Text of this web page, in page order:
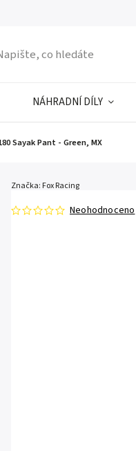
NÁHRADNÍ DÍLY
Sayak Pant - Green, MX
Neohodnoceno
Značka: Fox Racing